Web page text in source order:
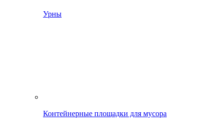
Урны
Контейнерные площадки для мусора